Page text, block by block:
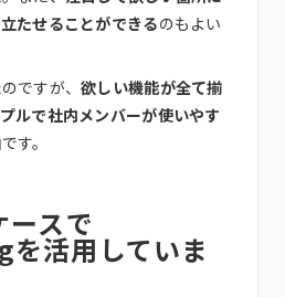
たせることができるのもよい
ですが、欲しい機能が全て揃
ルで社内メンバーが使いやす
す。
ースで
活用していま